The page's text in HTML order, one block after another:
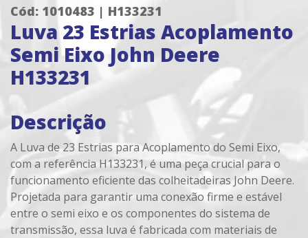
Cód: 1010483 | H133231
Luva 23 Estrias Acoplamento
Semi Eixo John Deere
H133231
Descrição
A Luva de 23 Estrias para Acoplamento do Semi Eixo,
com a referência H133231, é uma peça crucial para o
funcionamento eficiente das colheitadeiras John Deere.
Projetada para garantir uma conexão firme e estável
entre o semi eixo e os componentes do sistema de
transmissão, essa luva é fabricada com materiais de